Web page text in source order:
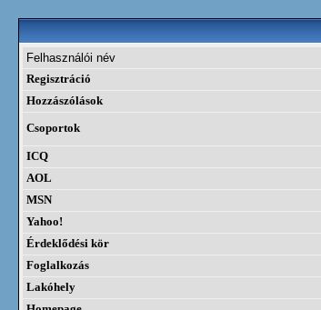
Felhasználói név
Regisztráció
Hozzászólások
Csoportok
ICQ
AOL
MSN
Yahoo!
Érdeklődési kör
Foglalkozás
Lakóhely